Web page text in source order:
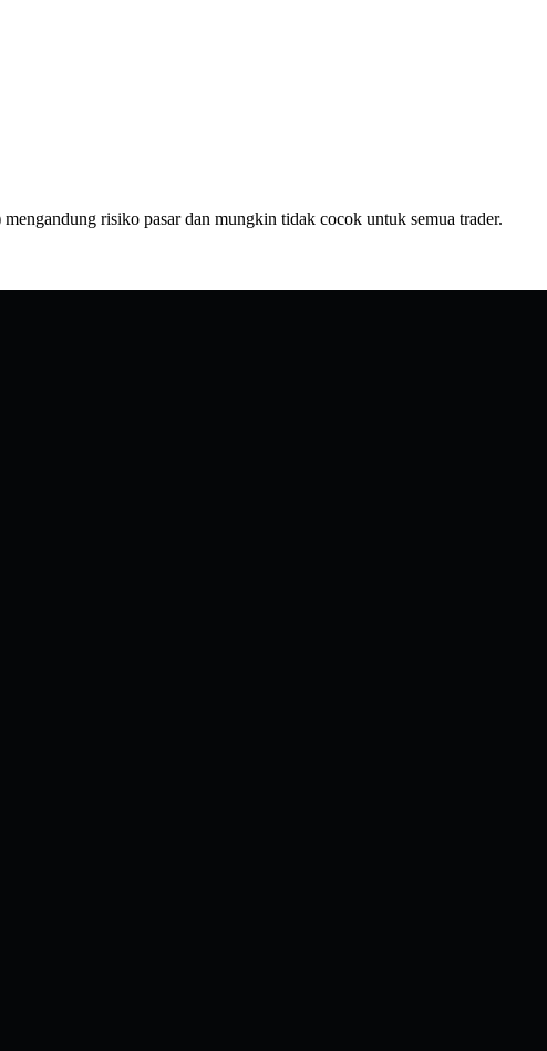
risiko pasar dan mungkin tidak cocok untuk semua trader.